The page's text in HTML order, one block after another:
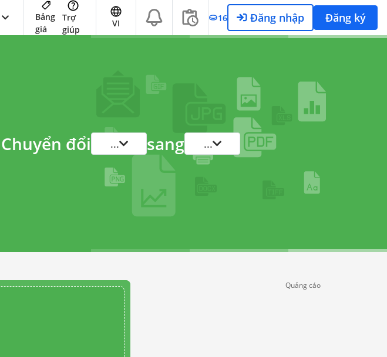
Bảng
giá
Trợ
giúp
VI 16 Đăng nhập Đăng ký
Chuyển đổi ... sang ...
Quảng cáo